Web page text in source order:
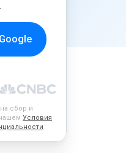
сбор и
Условия